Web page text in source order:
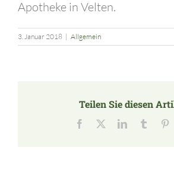
Apotheke in Velten.
3. Januar 2018 | Allgemein
Teilen Sie diesen
Facebook LinkedInTumblr